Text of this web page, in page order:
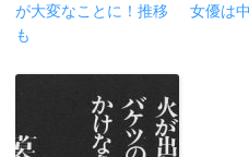
が大変なことに！推移
も
女優は